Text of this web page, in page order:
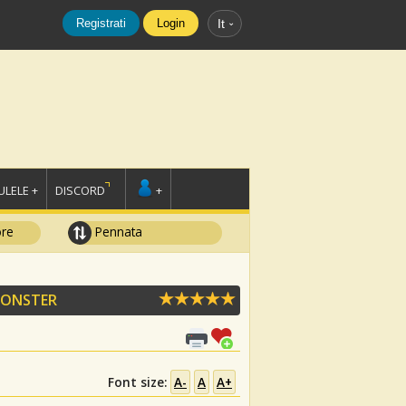
Registrati Login It
+ DISCORD +
Pennata
Font size: A- A A+